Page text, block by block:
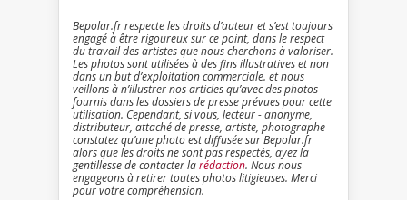
Bepolar.fr respecte les droits d’auteur et s’est toujours
engagé à être rigoureux sur ce point, dans le respect
du travail des artistes que nous cherchons à valoriser.
Les photos sont utilisées à des fins illustratives et non
dans un but d’exploitation commerciale. et nous
veillons à n’illustrer nos articles qu’avec des photos
fournis dans les dossiers de presse prévues pour cette
utilisation. Cependant, si vous, lecteur - anonyme,
distributeur, attaché de presse, artiste, photographe
constatez qu’une photo est diffusée sur Bepolar.fr
alors que les droits ne sont pas respectés, ayez la
gentillesse de contacter larédaction. Nous nous
engageons à retirer toutes photos litigieuses. Merci
pour votre compréhension.